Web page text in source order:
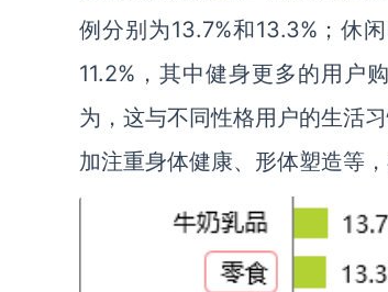
例分别为13.7%和13.3%；休
11.2%，其中健身更多的用户
为，这与不同性格用户的生活
加注重身体健康、形体塑造等